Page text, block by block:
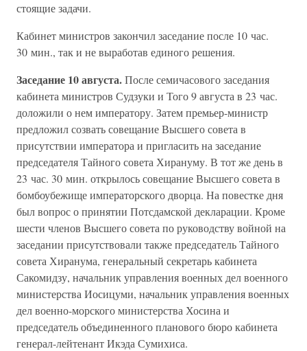
стоящие задачи.
Кабинет министров закончил заседание после 10 час.
30 мин., так и не выработав единого решения.
Заседание 10 августа.После семичасового заседания
кабинета министров Судзуки и Того 9 августа в 23 час.
доложили о нем императору. Затем премьер-министр
предложил созвать совещание Высшего совета в
присутствии императора и пригласить на заседание
председателя Тайного совета Хирануму. В тот же день в
23 час. 30 мин. открылось совещание Высшего совета в
бомбоубежище императорского дворца. На повестке дня
был вопрос о принятии Потсдамской декларации. Кроме
шести членов Высшего совета по руководству войной на
заседании присутствовали также председатель Тайного
совета Хиранума, генеральный секретарь кабинета
Сакомидзу, начальник управления военных дел военного
министерства Иосицуми, начальник управления военных
дел военно-морского министерства Хосина и
председатель объединенного планового бюро кабинета
генерал-лейтенант Икэда Сумихиса.